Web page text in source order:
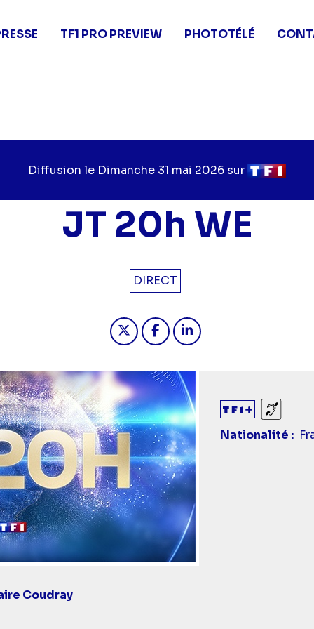
TF1 PRO PREVIEW PHOTOTÉLÉ
Diffusion le Jour
diffusion
Dimanche 31 mai 2026 surChaîne
diffusion
JT 20h WE
DIRECT
Partager "2026-05-31 20:00
Partager "2026-05-31
Nationalité
Coudray